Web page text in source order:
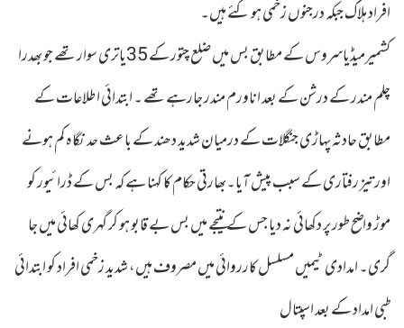
افراد ہلاک جبکہ درجنوں زخمی ہو گئے ہیں۔
کشمیرمیڈیاسروس کے مطابق بس میں ضلع چتور کے 35یاتری سوار تھے جو بھدرا
چلم مندر کے درشن کے بعد اناورم مندر جارہے تھے ۔ ابتدائی اطلاعات کے
مطابق حادثہ پہاڑی جنگلات کے درمیان شدید دھند کے باعث حد نگاہ کم ہونے
اور تیز رفتاری کے سبب پیش آیا۔بھارتی حکام کا کہنا ہے کہ بس کے ڈرائیور کو
موڑ واضح طور پر دکھائی نہ دیا جس کے نتیجے میں بس بے قابو ہو کر گہری کھائی میں جا
گری۔ امدادی ٹیمیں مسلسل کارروائی میں مصروف ہیں، شدید زخمی افراد کو ابتدائی
طبی امداد کے بعد اسپتال